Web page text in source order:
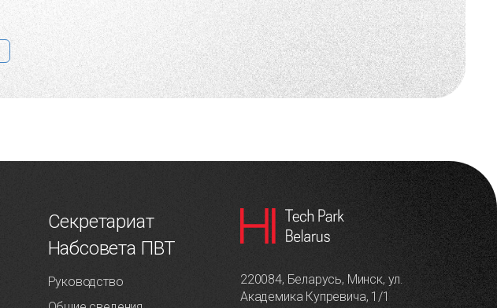
Секретариат
Набсовета ПВТ
Руководство
220084, Беларусь, Минск, ул.
Академика Купревича, 1/1